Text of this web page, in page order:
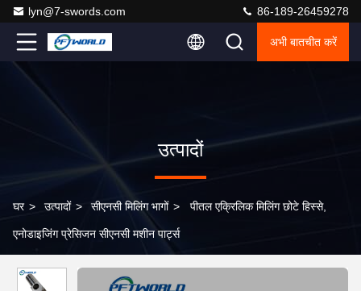
lyn@7-swords.com 86-189-26459278
अभी बातचीत करें
उत्पादों
घर > उत्पादों > सीएनसी मिलिंग भागों > पीतल एक्रिलिक मिलिंग छोटे हिस्से,
एनोडाइजिंग प्रेसिजन सीएनसी मशीन पार्ट्स